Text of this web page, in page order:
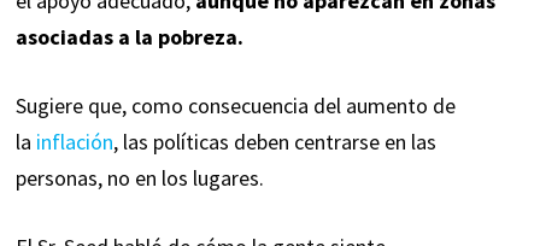
asociadas a la pobreza.
Sugiere que, como consecuencia del aumento de
la inflación, las políticas deben centrarse en las
personas, no en los lugares.